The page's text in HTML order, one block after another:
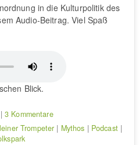
in die Kulturpolitik des
Audio-Beitrag. Viel Spaß
Blick.
| 3 Kommentare
Trompeter | Mythos | Podcast|